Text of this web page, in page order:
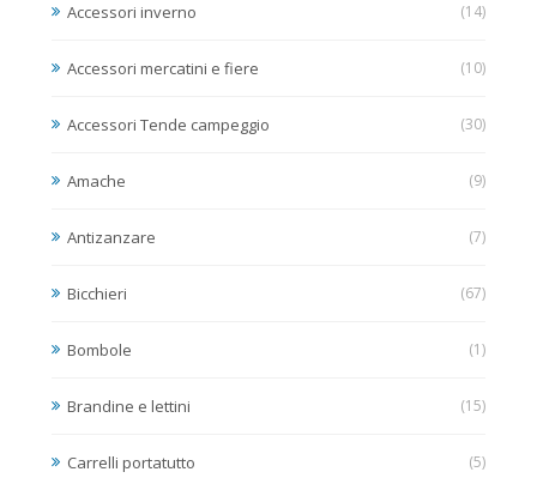
Accessori inverno (14)
Accessori mercatini e fiere (10)
Accessori Tende campeggio (30)
Amache (9)
Antizanzare (7)
Bicchieri (67)
Bombole (1)
Brandine e lettini (15)
Carrelli portatutto (5)